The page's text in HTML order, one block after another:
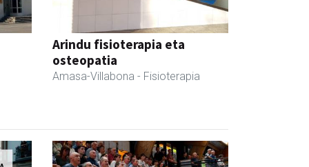
Arindu fisioterapia eta
osteopatia
Amasa-Villabona - Fisioterapia